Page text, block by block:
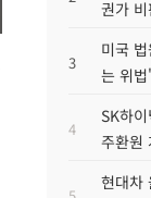
권가
3
미국
는 위
4
SK하
주환원
현대차